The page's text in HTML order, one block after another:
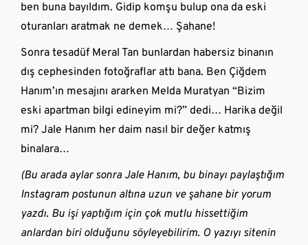
ben buna bayıldım. Gidip komşu bulup ona da eski
oturanları aratmak ne demek… Şahane!
Sonra tesadüf Meral Tan bunlardan habersiz binanın
dış cephesinden fotoğraflar attı bana. Ben Çiğdem
Hanım’ın mesajını ararken Melda Muratyan “Bizim
eski apartman bilgi edineyim mi?” dedi… Harika değil
mi? Jale Hanım her daim nasıl bir değer katmış
binalara…
(Bu arada aylar sonra Jale Hanım, bu binayı paylaştığım
Instagram postunun altına uzun ve şahane bir yorum
yazdı. Bu işi yaptığım için çok mutlu hissettiğim
anlardan biri olduğunu söyleyebilirim. O yazıyı sitenin